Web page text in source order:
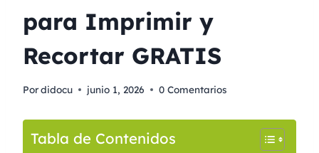
para Imprimir y
Recortar GRATIS
Pordidocu junio 1, 2026 0 Comentarios
Tabla de Contenidos